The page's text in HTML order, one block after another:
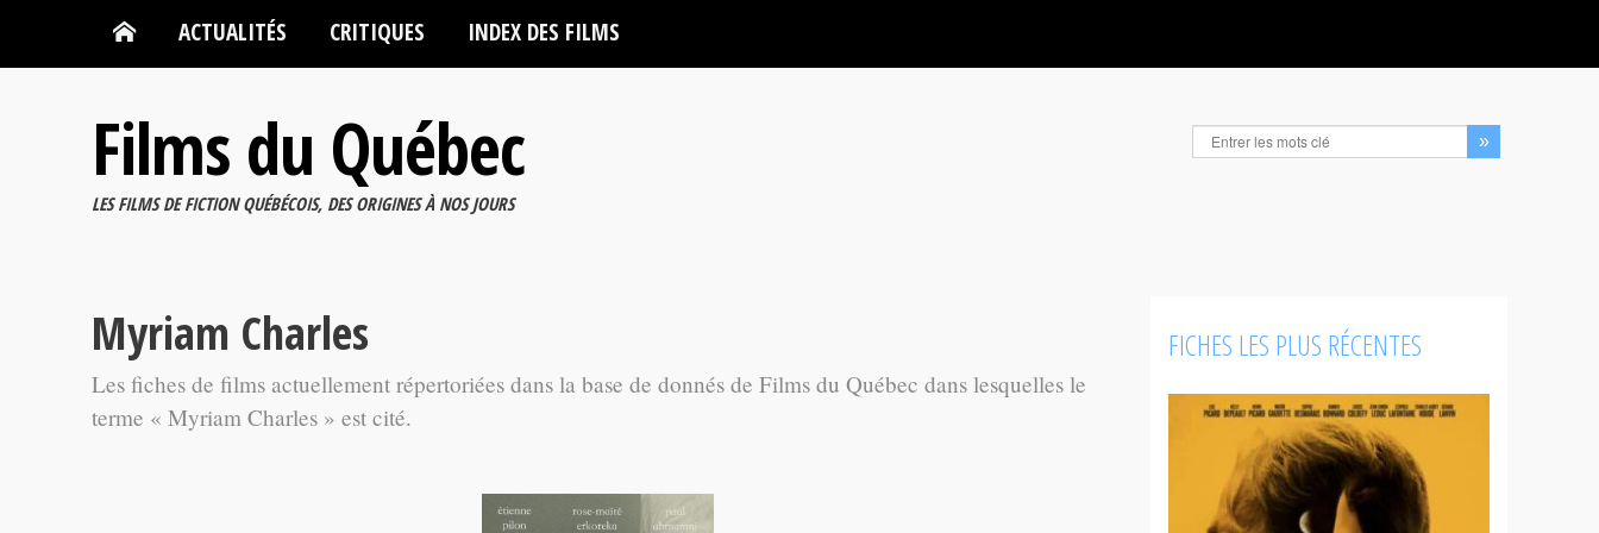
ACTUALITÉS CRITIQUES INDEX DES FILMS
Films du Québec
LES FILMS DE FICTION QUÉBÉCOIS, DES ORIGINES À NOS JOURS
Myriam Charles
Les fiches de films actuellement répertoriées dans la base de donnés de Films du Québec dans lesquelles le
terme « Myriam Charles » est cité.
FICHES LES PLUS RÉCENTES